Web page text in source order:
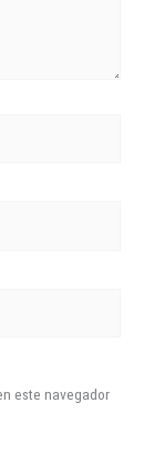
este navegador